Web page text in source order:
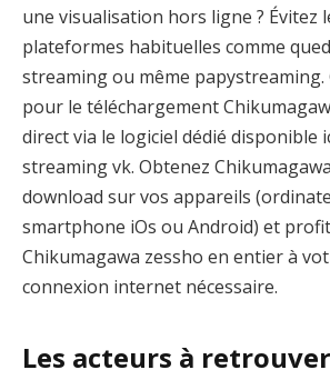
une visualisation hors ligne ? Évitez
plateformes habituelles comme
streaming ou même
pour le téléchargement
direct via le logiciel dédié disponible
streaming vk. Obtenez
download sur vos appareils
smartphone iOs ou Android) et
Chikumagawa zessho en entier à
connexion internet nécessaire.
Les acteurs à